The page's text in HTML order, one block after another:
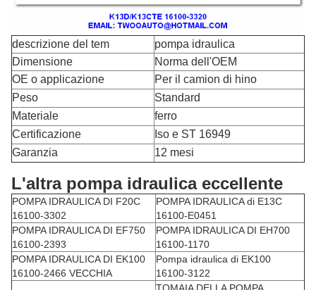
descrizione del tem
pompa idraulica
Dimensione
Norma dell'OEM
OE o applicazione
Per il camion di hino
Peso
Standard
Materiale
ferro
Certificazione
Iso e ST 16949
Garanzia
12 mesi
L'altra pompa idraulica eccellente
POMPA IDRAULICA DI F20C
16100-3302
POMPA IDRAULICA di E13C
16100-E0451
POMPA IDRAULICA DI EF750
16100-2393
POMPA IDRAULICA DI EH700
16100-1170
POMPA IDRAULICA DI EK100
16100-2466 VECCHIA
Pompa idraulica di EK100
16100-3122